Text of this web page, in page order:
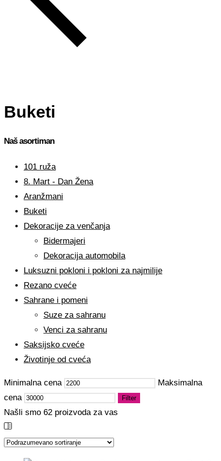
Buketi
Naš asortiman
101 ruža
8. Mart - Dan Žena
Aranžmani
Buketi
Dekoracije za venčanja
Bidermajeri
Dekoracija automobila
Luksuzni pokloni i pokloni za najmilije
Rezano cveće
Sahrane i pomeni
Suze za sahranu
Venci za sahranu
Saksijsko cveće
Životinje od cveća
Minimalna cena
Maksimalna
cena
Filter
Našli smo 62 proizvoda za vas